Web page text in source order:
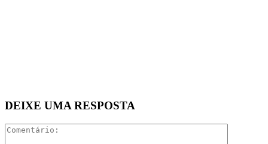
DEIXE UMA RESPOSTA